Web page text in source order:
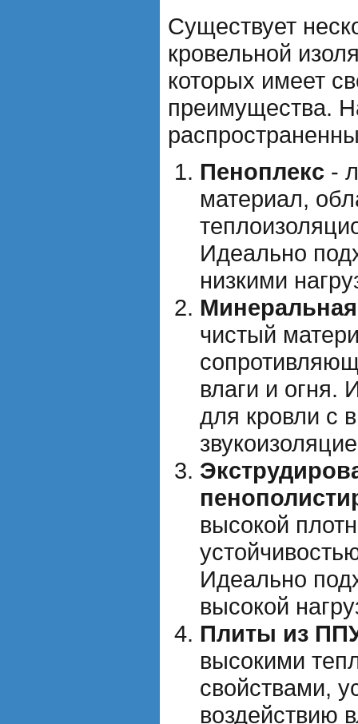
Существует
кровельной
которых имеет
преимущества.
Пеноплекс -
материал,
Идеально
низкими
чистый
влаги и огня.
для кровли с
высокой
Идеально
высокой
Плиты из
высокими
свойствами,
воздействию